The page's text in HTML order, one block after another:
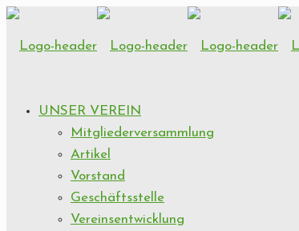
UNSER VEREIN
Mitgliederversammlung
Artikel
Vorstand
Geschäftsstelle
Vereinsentwicklung